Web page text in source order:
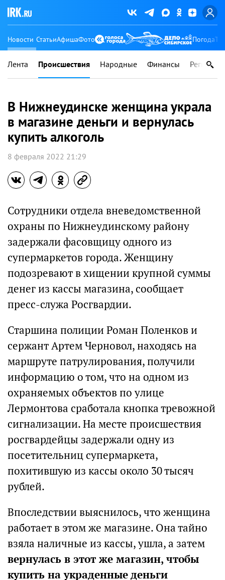
Новости СтатьиАфишаФото Погода
Лента Происшествия Народные Финансы Регионы
В Нижнеудинске женщина украла
в магазине деньги и вернулась
купить алкоголь
8 февраля 2022 21:29
Сотрудники отдела вневедомственной
охраны по Нижнеудинскому району
задержали фасовщицу одного из
супермаркетов города. Женщину
подозревают в хищении крупной суммы
денег из кассы магазина, сообщает
пресс-служа Росгвардии.
Старшина полиции Роман Поленков и
сержант Артем Черновол, находясь на
маршруте патрулирования, получили
информацию о том, что на одном из
охраняемых объектов по улице
Лермонтова сработала кнопка тревожной
сигнализации. На месте происшествия
росгвардейцы задержали одну из
посетительниц супермаркета,
похитившую из кассы около 30 тысяч
рублей.
Впоследствии выяснилось, что женщина
работает в этом же магазине. Она тайно
взяла наличные из кассы, ушла, а затем
вернулась в этот же магазин, чтобы
купить на украденные деньги